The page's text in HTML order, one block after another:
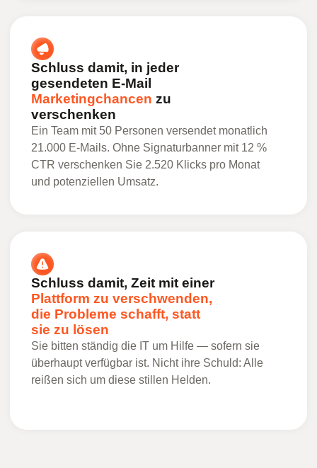
Schluss damit, in jeder
gesendeten E-Mail
Marketingchancen zu
verschenken
Ein Team mit 50 Personen versendet monatlich
21.000 E-Mails. Ohne Signaturbanner mit 12 %
CTR verschenken Sie 2.520 Klicks pro Monat
und potenziellen Umsatz.
Schluss damit, Zeit mit einer
Plattform zu verschwenden,
die Probleme schafft, statt
sie zu lösen
Sie bitten ständig die IT um Hilfe — sofern sie
überhaupt verfügbar ist. Nicht ihre Schuld: Alle
reißen sich um diese stillen Helden.